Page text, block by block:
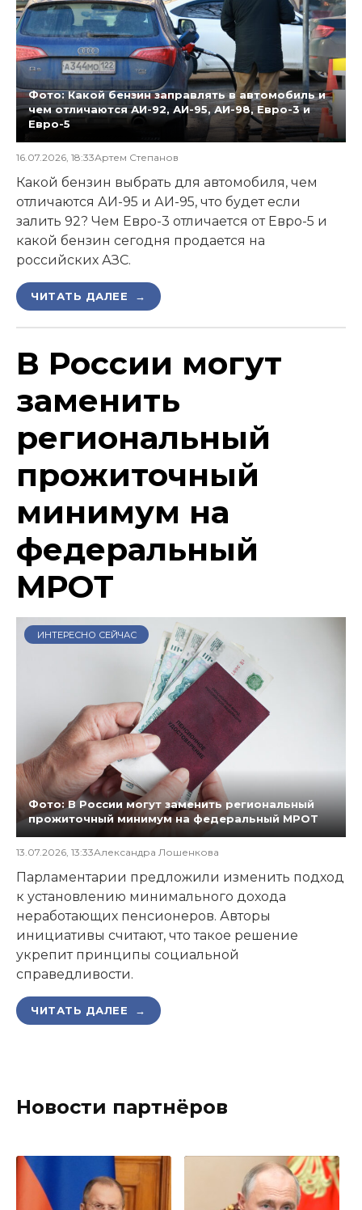
Фото: Какой бензин заправлять в автомобиль и
чем отличаются АИ-92, АИ-95, АИ-98, Евро-3 и
Евро-5
16.07.2026, 18:33Артем Степанов
Какой бензин выбрать для автомобиля, чем
отличаются АИ-95 и АИ-95, что будет если
залить 92? Чем Евро-3 отличается от Евро-5 и
какой бензин сегодня продается на
российских АЗС.
ЧИТАТЬ ДАЛЕЕ →
В России могут
заменить
региональный
прожиточный
минимум на
федеральный
МРОТ
ИНТЕРЕСНО СЕЙЧАС
Фото: В России могут заменить региональный
прожиточный минимум на федеральный МРОТ
13.07.2026, 13:33Александра Лошенкова
Парламентарии предложили изменить подход
к установлению минимального дохода
неработающих пенсионеров. Авторы
инициативы считают, что такое решение
укрепит принципы социальной
справедливости.
ЧИТАТЬ ДАЛЕЕ →
Новости партнёров